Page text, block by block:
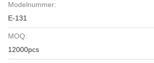
Modelnummer:
E-131
MOQ:
12000pcs